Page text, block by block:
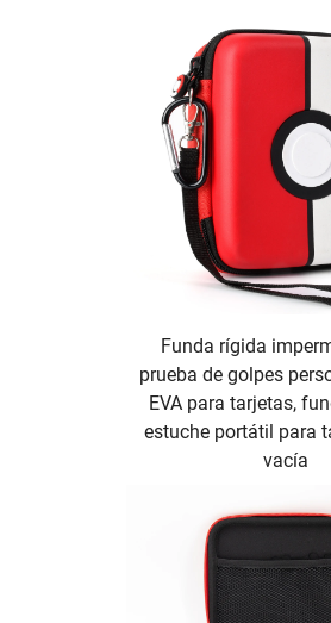
Funda rígida
prueba de golpes
EVA para tarjetas,
estuche portátil para
vacía